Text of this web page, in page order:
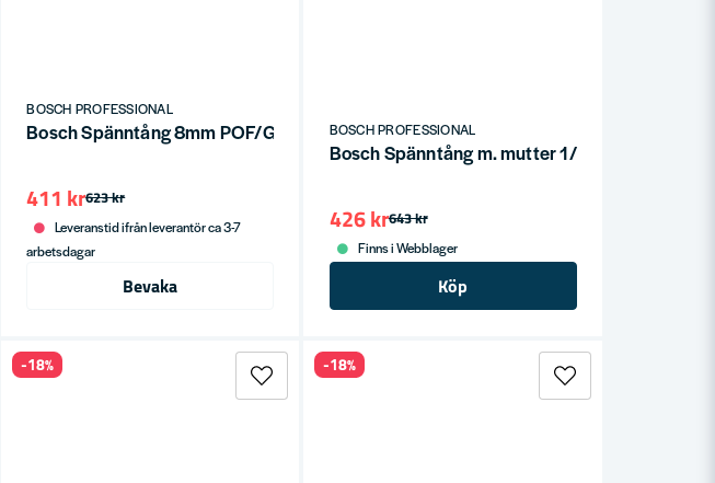
BOSCH PROFESSIONAL
Bosch Spänntång 8mm POF/GOF
623 kr
411 kr
Leveranstid ifrån leverantör ca 3-7
arbetsdagar
Bevaka
BOSCH PROFESSIONAL
Bosch Spänntång m. mutter 1/2" (GMF/GOF)
643 kr
426 kr
Finns i Webblager
Köp
-18% -18%